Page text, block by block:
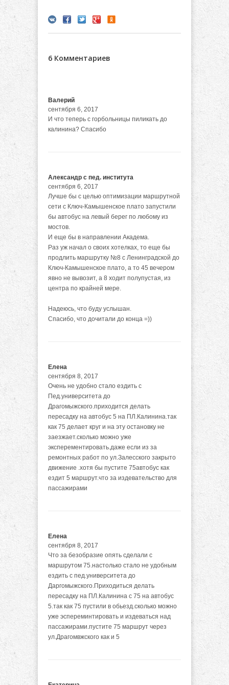
6 Комментариев
Валерий
сентября 6, 2017
И что теперь с горбольницы пиликать до
калинина? Спасибо
Александр с пед. института
сентября 6, 2017
Лучше бы с целью оптимизации маршрутной
сети с Ключ-Камышенское плато запустили
бы автобус на левый берег по любому из
мостов.
И еще бы в направлении Академа.
Раз уж начал о своих хотелках, то еще бы
продлить маршрутку №8 с Ленинградской до
Ключ-Камышенское плато, а то 45 вечером
явно не вывозит, а 8 ходит полупустая, из
центра по крайней мере.
Надеюсь, что буду услышан.
Спасибо, что дочитали до конца =))
Елена
сентября 8, 2017
Очень не удобно стало ездить с
Пед.университета до
Драгомыжского.приходится делать
пересадку на автобус 5 на ПЛ.Калинина.так
как 75 делает круг и на эту остановку не
заезжает.сколько можно уже
эксперементировать.даже если из за
ремонтных работ по ул.Залесского закрыто
движение .хотя бы пустите 75автобус как
ездит 5 маршрут.что за издевательство для
пассажирами
Елена
сентября 8, 2017
Что за безобразие опять сделали с
маршрутом 75.настолько стало не удобным
ездить с пед.университета до
Даргомыжского.Приходиться делать
пересадку на ПЛ.Калинина с 75 на автобус
5.так как 75 пустили в обьезд.сколько можно
уже эспереминтировать и издеваться над
пассажирами.пустите 75 маршрут через
ул.Драгомвжского как и 5